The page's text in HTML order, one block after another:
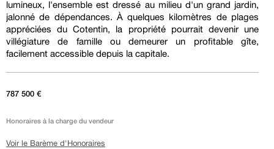
lumineux, l'ensemble est dressé au milieu d'un grand jardin,
jalonné de dépendances. À quelques kilomètres de plages
appréciées du Cotentin, la propriété pourrait devenir une
villégiature de famille ou demeurer un profitable gîte,
facilement accessible depuis la capitale.
787 500 €
Honoraires à la charge du vendeur
Voir le Barème d'Honoraires